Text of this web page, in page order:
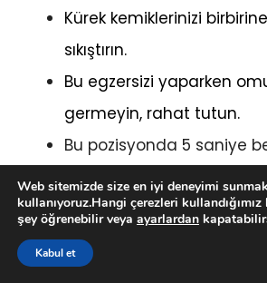
Kürek kemiklerinizi
sıkıştırın.
Bu egzersizi yaparken
germeyin, rahat tutun.
Bu pozisyonda 5 saniye
ardından kalçanızı
doğru geri bırakın.
Başlangıçta günde bir
yapın.
Web sitemizde size en iyi deneyimi
kullanıyoruz.Hangi çerezleri
şey öğrenebilir veya ayarlardan
Kabul et